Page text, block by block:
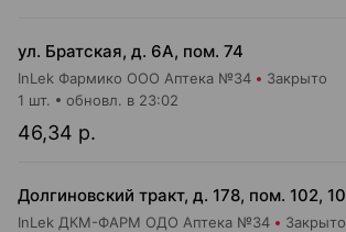
ул. Братская, д. 6А, пом. 74
InLek Фармико ООО Аптека №34 Закрыто
46,34 р.
1 шт. обновл. в 23:02
InLek ДКМ-ФАРМ ОДО Аптека №34 Закрыто